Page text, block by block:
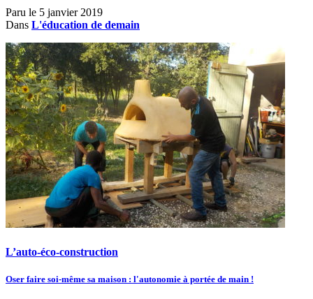
Paru le 5 janvier 2019
Dans L'éducation de demain
L’auto-éco-construction
Oser faire soi-même sa maison : l'autonomie à portée de main !